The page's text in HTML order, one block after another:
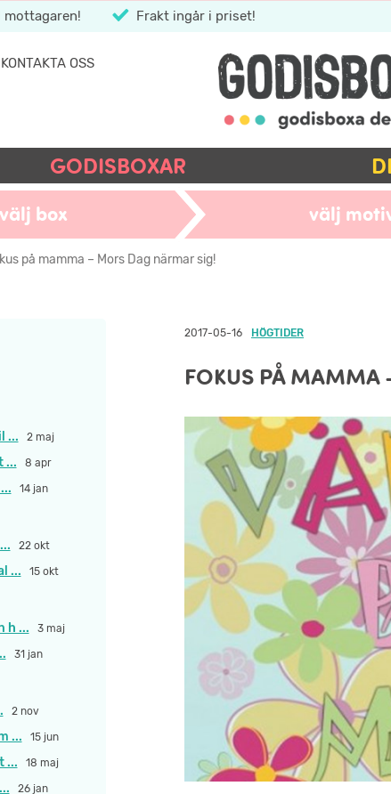
mottagaren! Frakt ingår i priset!
KONTAKTA OSS
GODISBOXAR
välj box välj
på mamma – Mors Dag närmar sig!
...
2 maj
... 8 apr
14 jan
22 okt
... 15 okt
h ...
3 maj
31 jan
2 nov
... 15 jun
... 18 maj
26 jan
2017-05-16 HÖGTIDER
FOKUS PÅ MAMMA